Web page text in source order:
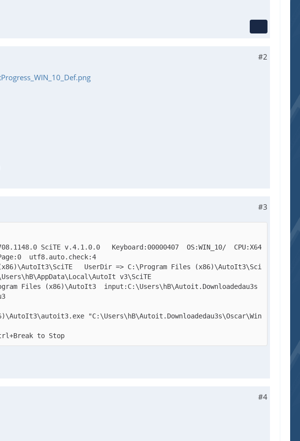
#2
#3
SciTE v.4.1.0.0   Keyboard:00000407  OS:WIN_10/  CPU:X64
UserDir => C:\Program Files (x86)\AutoIt3\Sci
Files (x86)\AutoIt3  input:C:\Users\hB\Autoit.Downloadedau3s
"C:\Users\hB\Autoit.Downloadedau3s\Oscar\Win
to Stop
#4